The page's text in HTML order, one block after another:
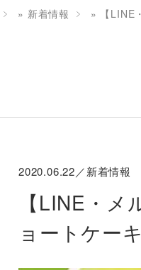
» 新着情報 » 【
2020.06.22／新着情報
【LINE・
ョートケーキ